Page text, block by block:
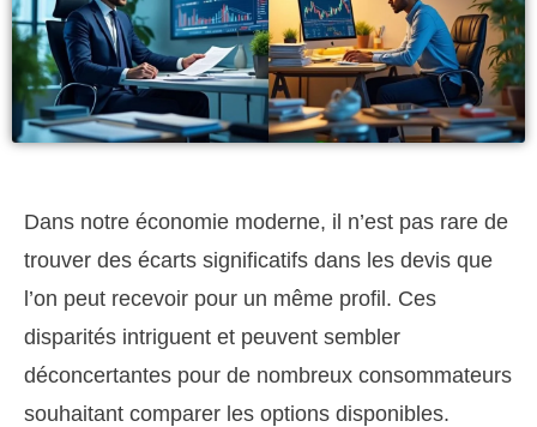
Dans notre économie moderne, il n’est pas rare de
trouver des écarts significatifs dans les devis que
l’on peut recevoir pour un même profil. Ces
disparités intriguent et peuvent sembler
déconcertantes pour de nombreux consommateurs
souhaitant comparer les options disponibles.